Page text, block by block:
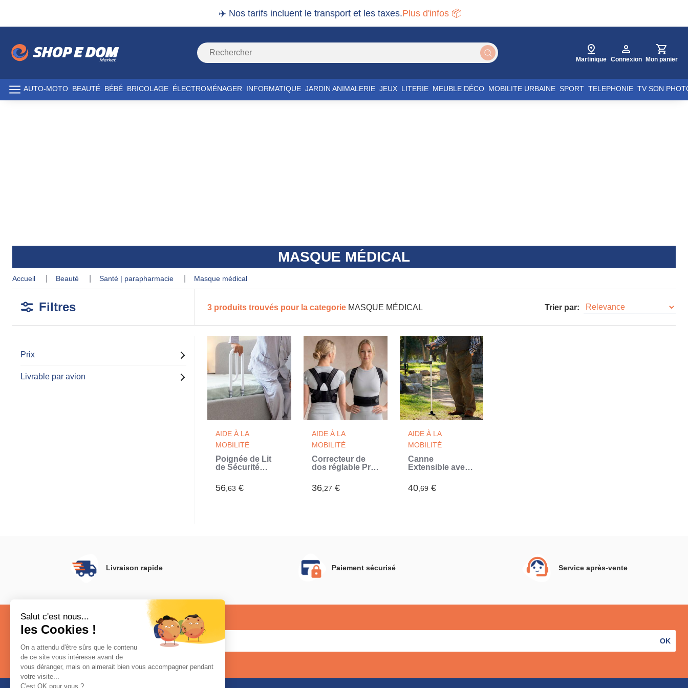
✈️ Nos tarifs incluent le transport et les taxes.Plus d'infos 📦
Martinique Connexion Mon panier
AUTO-MOTO BEAUTÉ BÉBÉ BRICOLAGE ÉLECTROMÉNAGER INFORMATIQUE JARDIN ANIMALERIE JEUX LITERIE MEUBLE DÉCO MOBILITE URBAINE SPORT TELEPHONIE TV SON
MASQUE MÉDICAL
accueil beauté santé | parapharmacie masque médical
Filtres 3 produits trouvés pour la categorie MASQUE MÉDICAL Trier par:
Prix
Livrable par avion
AIDE À LA
MOBILITÉ
Poignée de Lit
de Sécurité
InnovaGoods
56 ,63 €
AIDE À LA
MOBILITÉ
Correcteur de
dos réglable Pro
InnovaGoods
36,27 €
AIDE À LA
MOBILITÉ
Canne
Extensible avec
Poignée
Mécanique
40,69 €
Livraison rapide Paiement sécurisé Service après-vente
Restez connecté
Inscrivez-vous à notre newsletter
OK